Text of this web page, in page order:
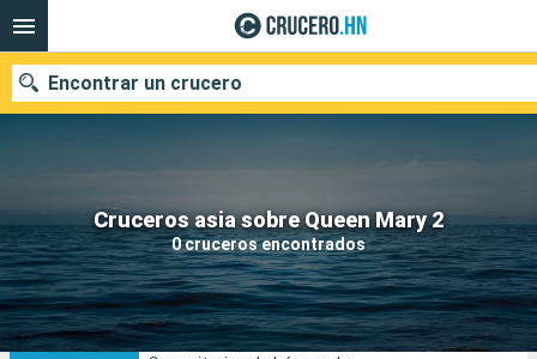
Cruceros asia sobre Queen Mary 2
0 cruceros encontrados
Encontrar un crucero
Nuestros destinos
Fecha de salida
Puertos Compañías